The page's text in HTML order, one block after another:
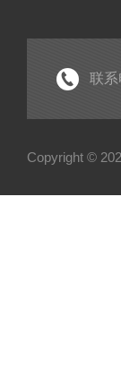
联
Copyright ©